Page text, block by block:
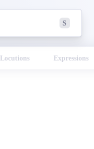
S
Locutions Expressions